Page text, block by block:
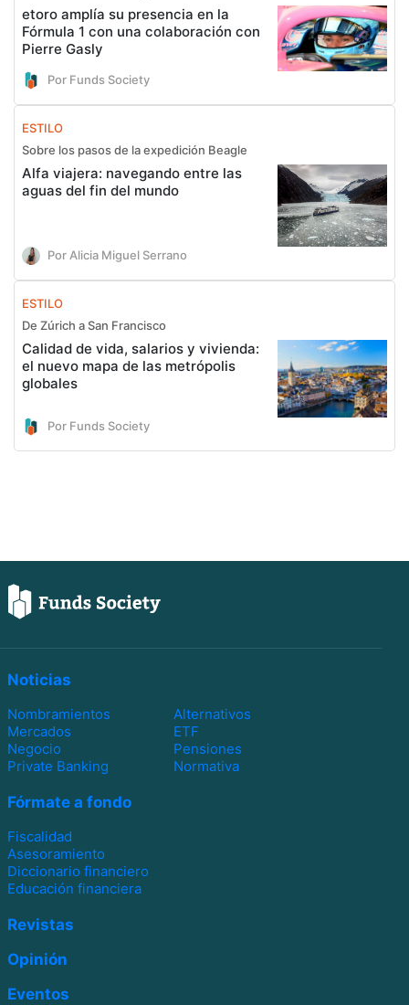
etoro amplía su presencia en la
Fórmula 1 con una colaboración con
Pierre Gasly
Por Funds Society
ESTILO
Sobre los pasos de la expedición Beagle
Alfa viajera: navegando entre las
aguas del fin del mundo
Por Alicia Miguel Serrano
ESTILO
De Zúrich a San Francisco
Calidad de vida, salarios y vivienda:
el nuevo mapa de las metrópolis
globales
Por Funds Society
Noticias
Nombramientos
Alternativos
Mercados
ETF
Negocio
Pensiones
Private Banking
Normativa
Fórmate a fondo
Fiscalidad
Asesoramiento
Diccionario financiero
Educación financiera
Revistas
Opinión
Eventos